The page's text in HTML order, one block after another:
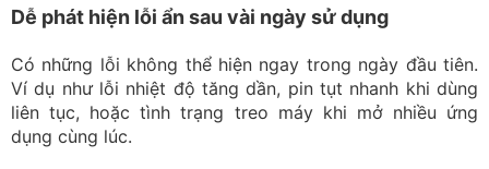
Dễ phát hiện lỗi ẩn sau vài ngày sử dụng
Có những lỗi không thể hiện ngay trong ngày đầu tiên.
Ví dụ như lỗi nhiệt độ tăng dần, pin tụt nhanh khi dùng
liên tục, hoặc tình trạng treo máy khi mở nhiều ứng
dụng cùng lúc.